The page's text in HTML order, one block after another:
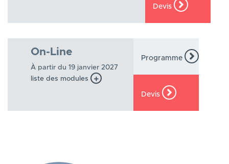
Devis
On-Line
À partir du 19 janvier 2027
liste des modules
Programme
Devis